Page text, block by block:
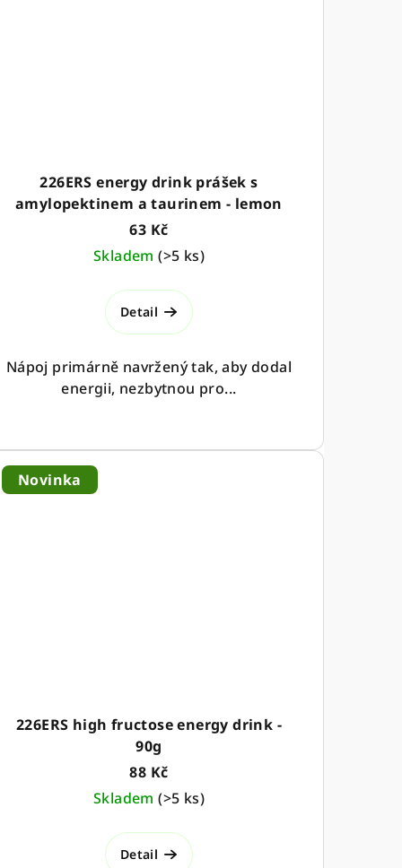
226ERS energy drink prášek s
amylopektinem a taurinem - lemon
63 Kč
Skladem(>5 ks)
Detail
Nápoj primárně navržený tak, aby dodal
energii, nezbytnou pro...
Novinka
226ERS high fructose energy drink -
90g
88 Kč
Skladem(>5 ks)
Detail